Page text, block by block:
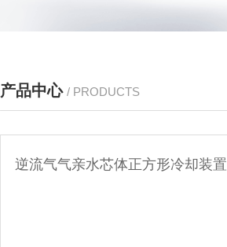
产品中心 / PRODUCTS
逆流气气亲水芯体正方形冷却装置